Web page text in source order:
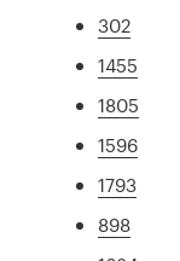
302
1455
1805
1596
1793
898